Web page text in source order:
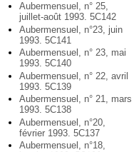
Aubermensuel, n° 25,
juillet-août 1993. 5C142
Aubermensuel, n°23, juin
1993. 5C141
Aubermensuel, n° 23, mai
1993. 5C140
Aubermensuel, n° 22, avril
1993. 5C139
Aubermensuel, n° 21, mars
1993. 5C138
Aubermensuel, n°20,
février 1993. 5C137
Aubermensuel, n°18,